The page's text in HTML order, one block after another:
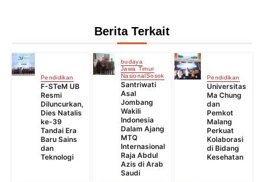
Berita Terkait
Pendidikan
F-STeM UB
Resmi
Diluncurkan,
Dies Natalis
ke-39
Tandai Era
Baru Sains
dan
Teknologi
budaya
Jawa Timur
NasionalSosok
Santriwati
Asal
Jombang
Wakili
Indonesia
Dalam Ajang
MTQ
Internasional
Raja Abdul
Azis di Arab
Saudi
Pendidikan
Universitas
Ma Chung
dan
Pemkot
Malang
Perkuat
Kolaborasi
di Bidang
Kesehatan